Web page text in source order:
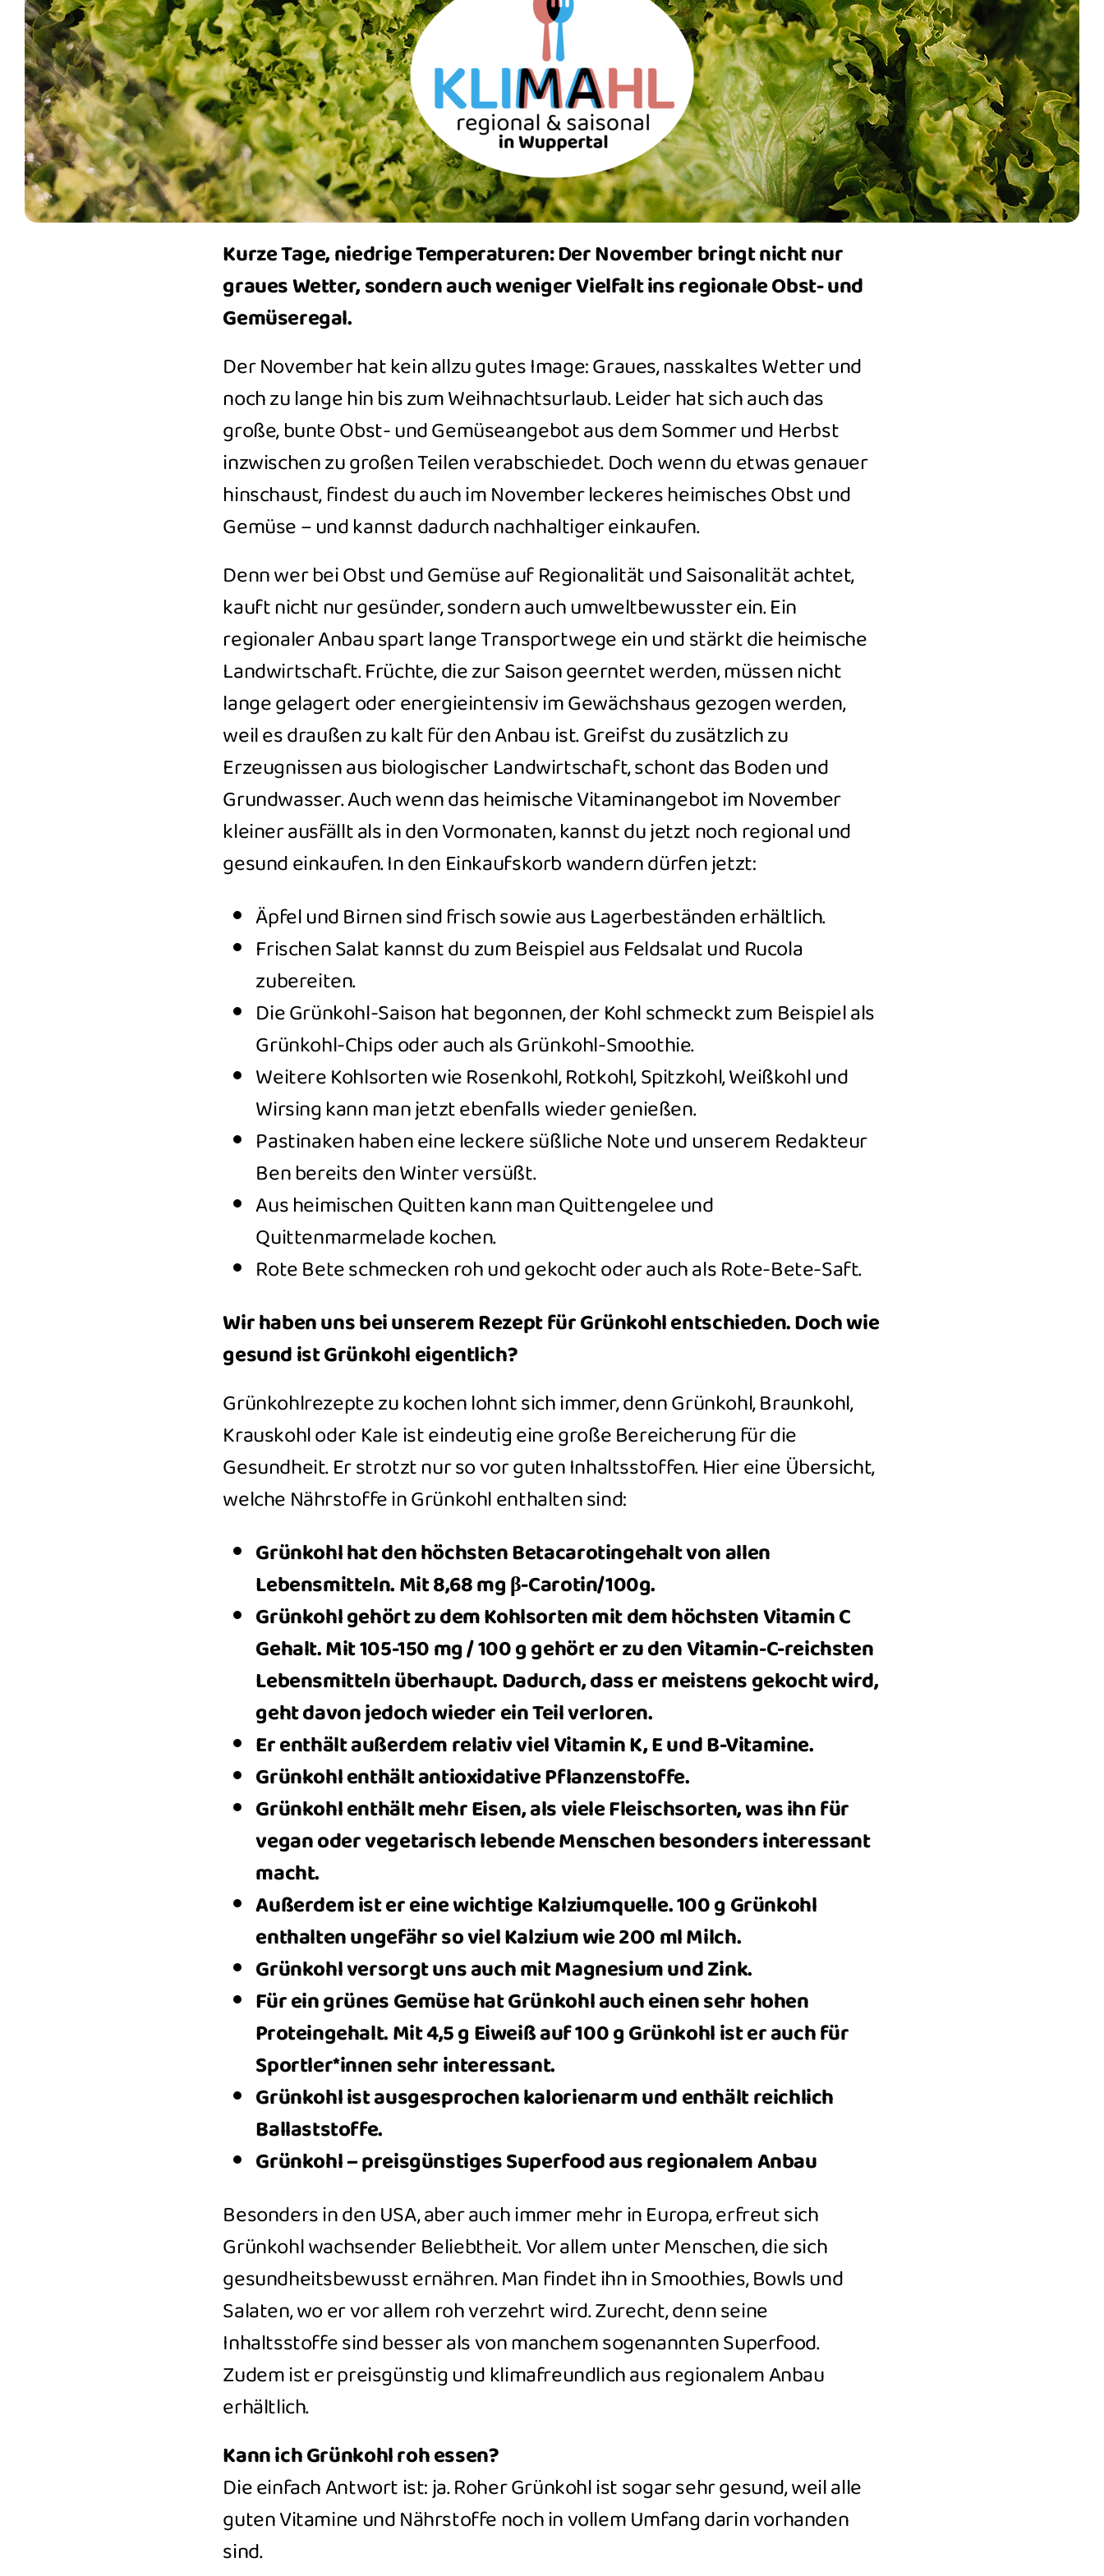
Kurze Tage, niedrige Temperaturen: Der November bringt nicht nur
graues Wetter, sondern auch weniger Vielfalt ins regionale Obst- und
Gemüseregal.
Der November hat kein allzu gutes Image: Graues, nasskaltes Wetter und
noch zu lange hin bis zum Weihnachtsurlaub. Leider hat sich auch das
große, bunte Obst- und Gemüseangebot aus dem Sommer und Herbst
inzwischen zu großen Teilen verabschiedet. Doch wenn du etwas genauer
hinschaust, findest du auch im November leckeres heimisches Obst und
Gemüse – und kannst dadurch nachhaltiger einkaufen.
Denn wer bei Obst und Gemüse auf Regionalität und Saisonalität achtet,
kauft nicht nur gesünder, sondern auch umweltbewusster ein. Ein
regionaler Anbau spart lange Transportwege ein und stärkt die heimische
Landwirtschaft. Früchte, die zur Saison geerntet werden, müssen nicht
lange gelagert oder energieintensiv im Gewächshaus gezogen werden,
weil es draußen zu kalt für den Anbau ist. Greifst du zusätzlich zu
Erzeugnissen aus biologischer Landwirtschaft, schont das Boden und
Grundwasser.Auch wenn das heimische Vitaminangebot im November
kleiner ausfällt als in den Vormonaten, kannst du jetzt noch regional und
gesund einkaufen. In den Einkaufskorb wandern dürfen jetzt:
Äpfel und Birnen sind frisch sowie aus Lagerbeständen erhältlich.
Frischen Salat kannst du zum Beispiel aus Feldsalat und Rucola
zubereiten.
Die Grünkohl-Saison hat begonnen, der Kohl schmeckt zum Beispiel als
Grünkohl-Chips oder auch als Grünkohl-Smoothie.
Weitere Kohlsorten wie Rosenkohl, Rotkohl, Spitzkohl, Weißkohl und
Wirsing kann man jetzt ebenfalls wieder genießen.
Pastinaken haben eine leckere süßliche Note und unserem Redakteur
Ben bereits den Winter versüßt.
Aus heimischen Quitten kann man Quittengelee und
Quittenmarmelade kochen.
Rote Bete schmecken roh und gekocht oder auch als Rote-Bete-Saft.
Wir haben uns bei unserem Rezept für Grünkohl entschieden.Doch wie
gesund ist Grünkohl eigentlich?
Grünkohlrezepte zu kochen lohnt sich immer, denn Grünkohl, Braunkohl,
Krauskohl oder Kale ist eindeutig eine große Bereicherung für die
Gesundheit. Er strotzt nur so vor guten Inhaltsstoffen.Hier eine Übersicht,
welche Nährstoffe in Grünkohl enthalten sind:
Grünkohl hat den höchsten Betacarotingehalt von allen
Lebensmitteln. Mit 8,68 mg β-Carotin/100g.
Grünkohl gehört zu dem Kohlsorten mit dem höchsten Vitamin C
Gehalt. Mit 105-150 mg / 100 g gehört er zu den Vitamin-C-reichsten
Lebensmitteln überhaupt. Dadurch, dass er meistens gekocht wird,
geht davon jedoch wieder ein Teil verloren.
Er enthält außerdem relativ viel Vitamin K, E und B-Vitamine.
Grünkohl enthält antioxidative Pflanzenstoffe.
Grünkohl enthält mehr Eisen, als viele Fleischsorten, was ihn für
vegan oder vegetarisch lebende Menschen besonders interessant
macht.
Außerdem ist er eine wichtige Kalziumquelle. 100 g Grünkohl
enthalten ungefähr so viel Kalzium wie 200 ml Milch.
Grünkohl versorgt uns auch mit Magnesium und Zink.
Für ein grünes Gemüse hat Grünkohl auch einen sehr hohen
Proteingehalt. Mit 4,5 g Eiweiß auf 100 g Grünkohl ist er auch für
Sportler*innen sehr interessant.
Grünkohl ist ausgesprochen kalorienarm und enthält reichlich
Ballaststoffe.
Grünkohl – preisgünstiges Superfood aus regionalem Anbau
Besonders in den USA, aber auch immer mehr in Europa, erfreut sich
Grünkohl wachsender Beliebtheit. Vor allem unter Menschen, die sich
gesundheitsbewusst ernähren. Man findet ihn in Smoothies, Bowls und
Salaten, wo er vor allem roh verzehrt wird.Zurecht, denn seine
Inhaltsstoffe sind besser als von manchem sogenannten Superfood.
Zudem ist er preisgünstig und klimafreundlich aus regionalem Anbau
erhältlich.
Kann ich Grünkohl roh essen?
Die einfach Antwort ist: ja. Roher Grünkohl ist sogar sehr gesund, weil alle
guten Vitamine und Nährstoffe noch in vollem Umfang darin vorhanden
sind.